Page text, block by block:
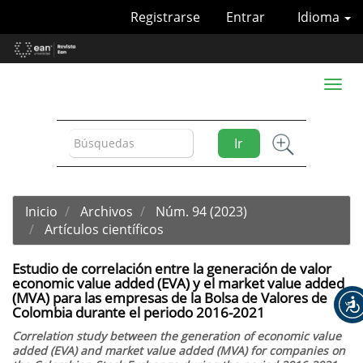
Contenido
principal
Idioma
Registrarse Entrar
Ir
Toggle
Inicio Archivos
Núm. 94 (2023)
Artículos científicos
Estudio de correlación entre la generación de valor
economic value added (EVA) y el market value added
(MVA) para las empresas de la Bolsa de Valores de
Colombia durante el periodo 2016-2021
Correlation study between the generation of economic value
added (EVA) and market value added (MVA) for companies on